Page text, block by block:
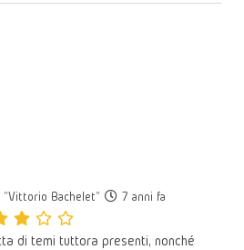
"Vittorio Bachelet" 7 anni fa
di temi tuttora presenti, nonché